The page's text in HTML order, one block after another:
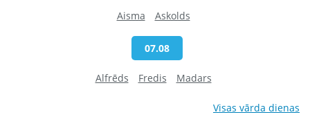
Aisma Askolds
07.08
Alfrēds Fredis Madars
Visas vārda dienas